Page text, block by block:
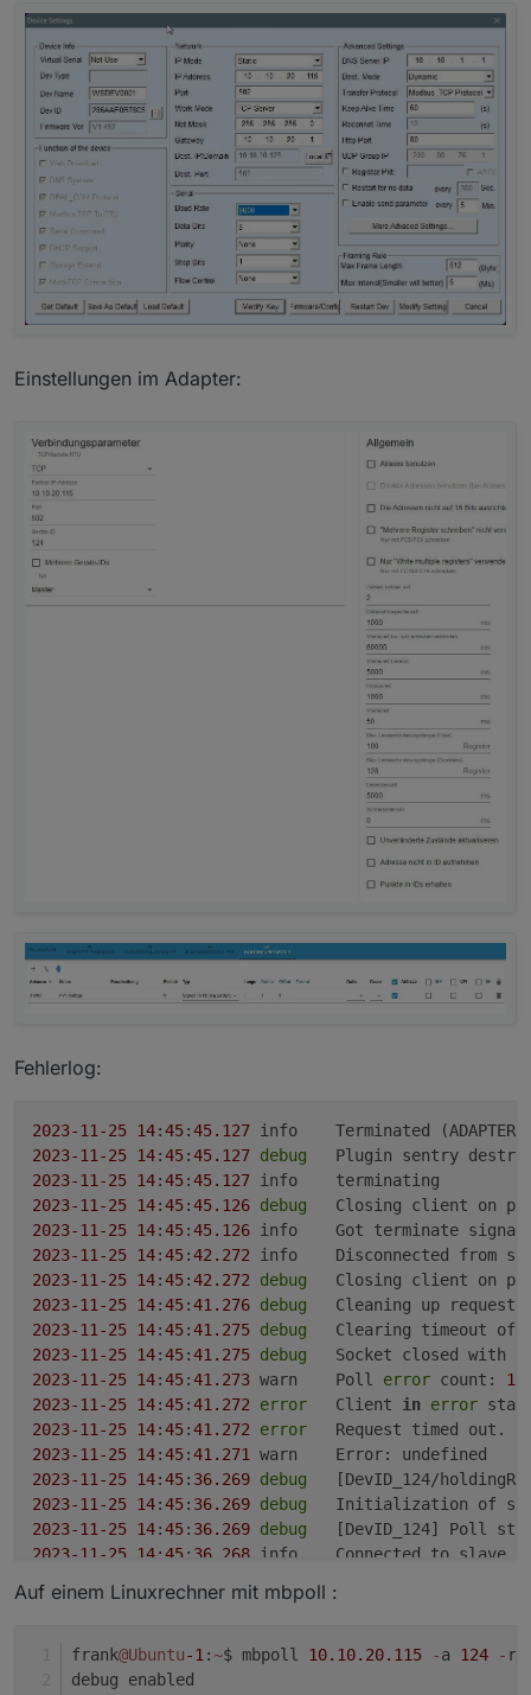
Einstellungen im Adapter:
Fehlerlog:
2023-11 -25 14:45:45.127
2023-11 -25 14:45:45.127 debug
2023-11 -25 14:45:45.127
2023-11 -25 14:45:45.126 debug
2023-11 -25 14:45:45.126
2023-11 -25 14:45:42.272
info	Disconnected from
2023-11 -25 14:45:42.272
debug
2023-11 -25 14:45:41.276 debug
2023-11 -25 14:45:41.275 debug
2023-11 -25 14:45:41.275 debug
	Socket closed with
2023-11 -25 14:45:41.273
	warn	Poll
error count: 1
2023-11 -25 14:45:41.272 error
	Client
in error
2023-11 -25 14:45:41.272 error
2023-11 -25 14:45:41.271
2023-11 -25 14:45: 36.269 debug
[DevID_124/
2023-11 -25 14:45: 36.269 debug
2023-11 -25 14:45: 36.269 debug
[DevID_124] Poll
2023-11 -25 14:45: 36.268
	info	Connected to slave
2023 -11-25 14: 45: 36.179 debug
-11-25 14:45:36.179 debug
	Initialize Objects
-11-25 14:45:
Auf einem Linuxrechner mit mbpoll :
frank@Ubuntu-1 :~$ mbpoll 10.10.20.115 -a 124 - r
debug enabled